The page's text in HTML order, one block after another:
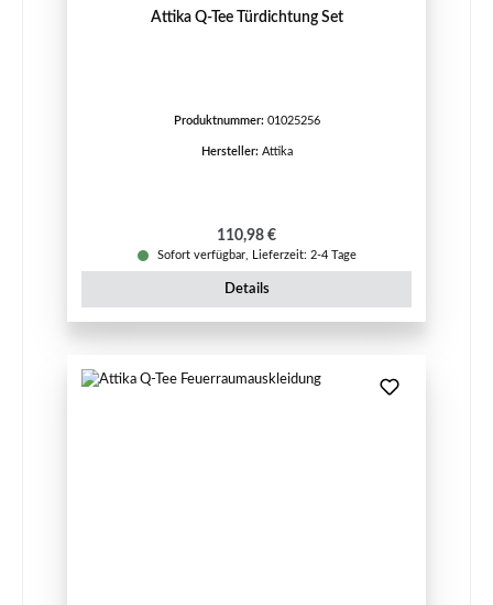
Attika Q-Tee Türdichtung Set
Produktnummer: 01025256
Hersteller: Attika
Regulärer Preis:
110,98 €
Sofort verfügbar, Lieferzeit: 2-4 Tage
Details